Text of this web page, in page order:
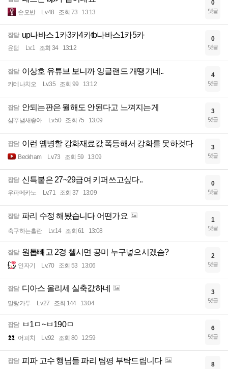
손오반 Lv.48 조회 73 13:13
0
댓글
잡담 up나바스 1카3카4카tb나바스1카5카
윤텀 Lv.1 조회 34 13:12
0
댓글
잡담 이상호 유튜브 보니까 잉글랜드 개땡기네..
카테나치오 Lv.35 조회 99 13:12
4
댓글
잡담 안되는판은 뭘해도 안된다고 느껴지는게
샴푸냄새좋아 Lv.50 조회 75 13:09
3
댓글
잡담 이런 옘병할 강화재료값 폭등해서 강화를 못하것다
Beckham Lv.73 조회 59 13:09
3
댓글
잡담 신특붙은 27~29급여 키퍼쓰고싶다..
우파메카노 Lv.71 조회 37 13:09
0
댓글
잡담 파리 수정 해봤습니다 어떤가요
축구하는홀란 Lv.14 조회 61 13:08
1
댓글
잡담 원톱빼고 2경 첼시면 공미 누구넣으시겠슴?
인자기 Lv.70 조회 53 13:06
2
댓글
잡담 디아스 올리세 실축값하네
말랑카투 Lv.27 조회 144 13:04
3
댓글
잡담 ㅂ1ㅁ~ㅂ190ㅁ
어피치 Lv.92 조회 80 12:59
6
댓글
잡담 피파 고수 행님들 파리 팀평 부탁드립니다 8